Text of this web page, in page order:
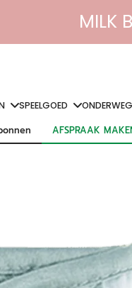
MILK
SPEELGOED ONDERWEG
AFSPRAAK
AFSPRAAK